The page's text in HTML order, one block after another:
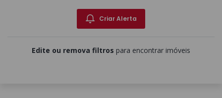
Criar Alerta
Edite ou remova filtros para encontrar imóveis